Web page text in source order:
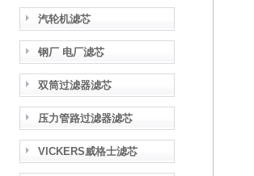
汽轮机滤芯
钢厂 电厂滤芯
双筒过滤器滤芯
压力管路过滤器滤芯
VICKERS威格士滤芯